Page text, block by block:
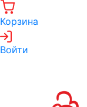
Корзина
Войти